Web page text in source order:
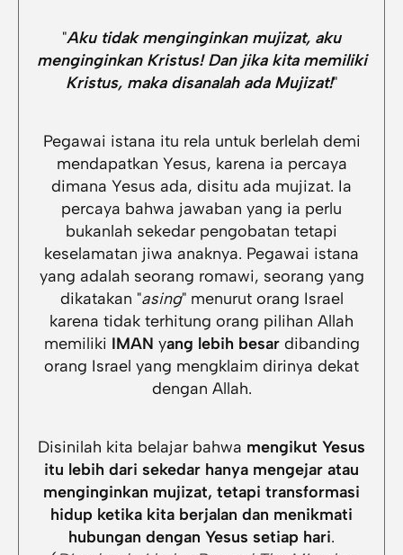
"Aku tidak menginginkan mujizat, aku
menginginkan Kristus! Dan jika kita memiliki
Kristus, maka disanalah ada Mujizat!"
Pegawai istana itu rela untuk berlelah demi
mendapatkan Yesus, karena ia percaya
dimana Yesus ada, disitu ada mujizat. Ia
percaya bahwa jawaban yang ia perlu
bukanlah sekedar pengobatan tetapi
keselamatan jiwa anaknya. Pegawai istana
yang adalah seorang romawi, seorang yang
dikatakan "asing" menurut orang Israel
karena tidak terhitung orang pilihan Allah
memiliki IMAN yang lebih besardibanding
orang Israel yang mengklaim dirinya dekat
dengan Allah.
Disinilah kita belajar bahwa mengikut Yesus
itu lebih dari sekedar hanya mengejar atau
menginginkan mujizat, tetapi transformasi
hidup ketika kita berjalan dan menikmati
hubungan dengan Yesus setiap hari.